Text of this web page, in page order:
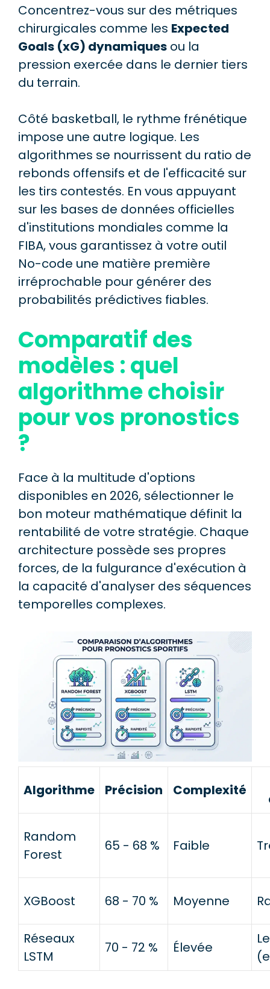
Concentrez-vous sur des métriques
chirurgicales comme les Expected
Goals (xG) dynamiques ou la
pression exercée dans le dernier tiers
du terrain.
Côté basketball, le rythme frénétique
impose une autre logique. Les
algorithmes se nourrissent du ratio de
rebonds offensifs et de l'efficacité sur
les tirs contestés. En vous appuyant
sur les bases de données officielles
d'institutions mondiales comme la
FIBA, vous garantissez à votre outil
No-code une matière première
irréprochable pour générer des
probabilités prédictives fiables.
Comparatif des
modèles : quel
algorithme choisir
pour vos pronostics
?
Face à la multitude d'options
disponibles en 2026, sélectionner le
bon moteur mathématique définit la
rentabilité de votre stratégie. Chaque
architecture possède ses propres
forces, de la fulgurance d'exécution à
la capacité d'analyser des séquences
temporelles complexes.
Algorithme Précision Complexité
Random
Forest
65 - 68 % Faible
XGBoost 68 - 70 % Moyenne
Réseaux
LSTM
70 - 72 % Élevée